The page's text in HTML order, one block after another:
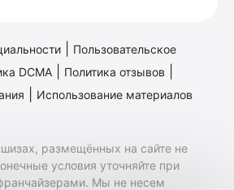
Пользовательское
DCMA Политика отзывов
Использование материалов
размещённых на сайте не
условия уточняйте при
Мы не несем